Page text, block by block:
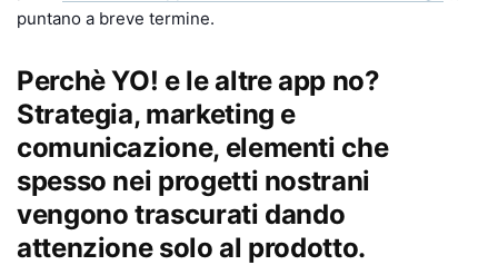
puntano a breve termine.
Perchè YO! e le altre app no?
Strategia, marketing e
comunicazione, elementi che
spesso nei progetti nostrani
vengono trascurati dando
attenzione solo al prodotto.